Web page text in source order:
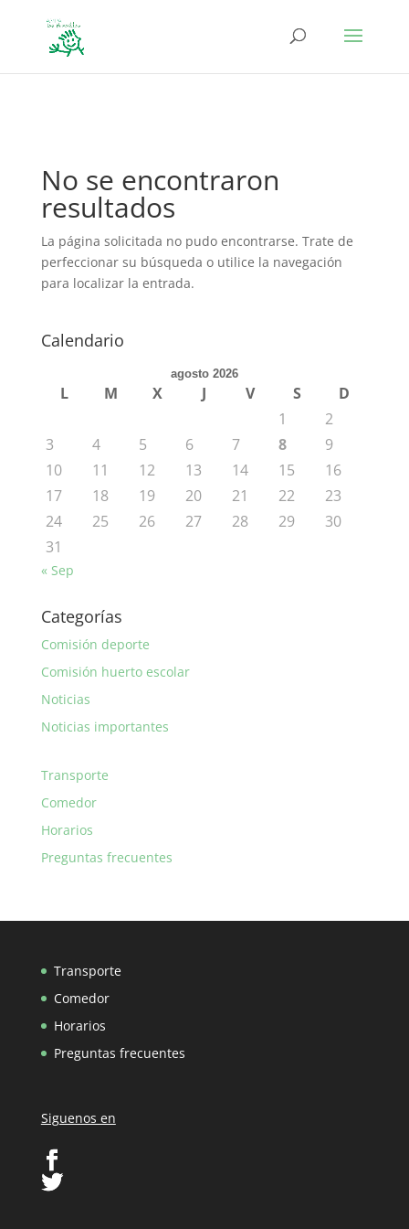
No se encontraron
resultados
La página solicitada no pudo encontrarse. Trate de
perfeccionar su búsqueda o utilice la navegación
para localizar la entrada.
Calendario
agosto 2026
L M X J V S
D
1
2
3
4 5 6 7 8
9
10
11 12 13 14 15
16
17
18 19 20 21 22
23
24
25 26 27 28 29
30
31
« Sep
Categorías
Comisión deporte
Comisión huerto escolar
Noticias
Noticias importantes
Transporte
Comedor
Horarios
Preguntas frecuentes
Transporte
Comedor
Horarios
Preguntas frecuentes
Siguenos en